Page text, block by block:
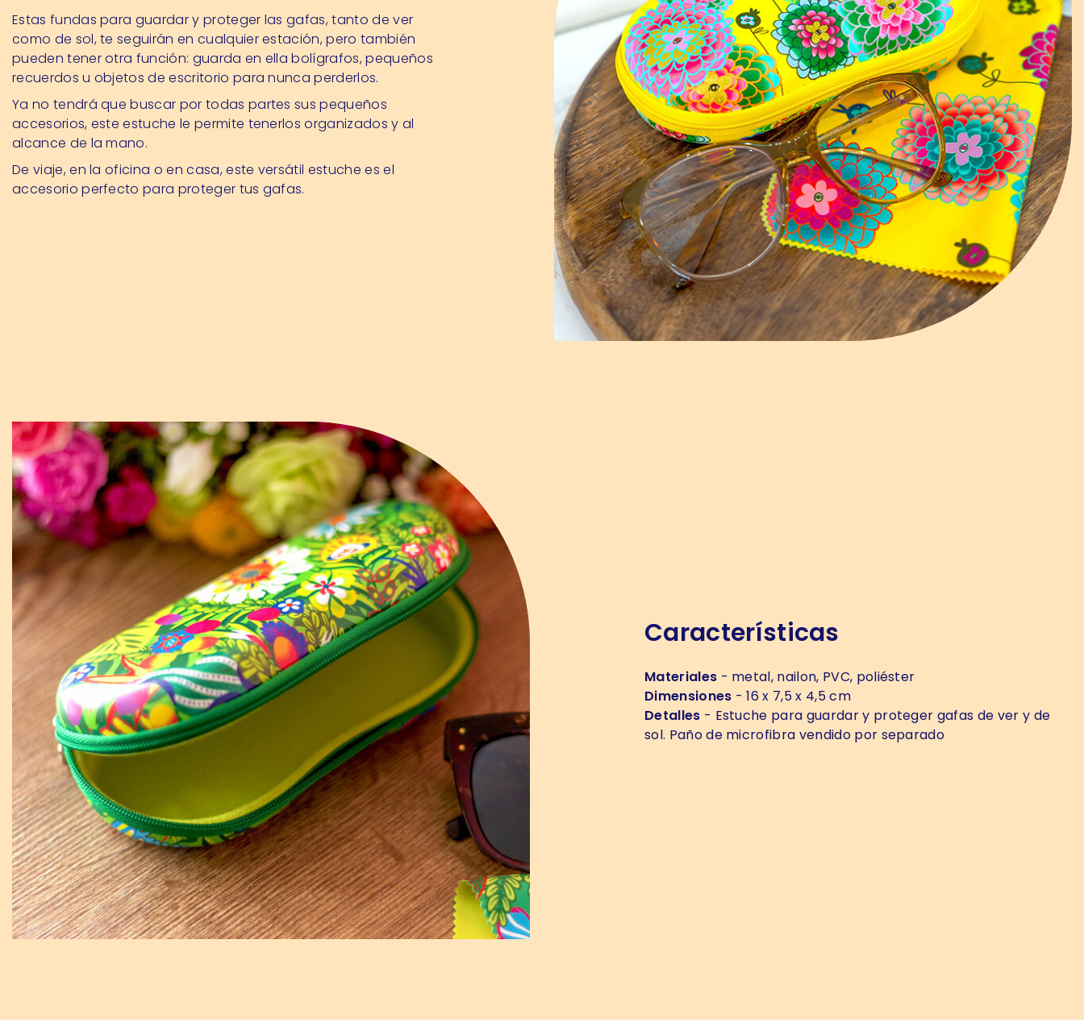
Estas fundas para guardar y proteger las gafas, tanto de ver
como de sol, te seguirán en cualquier estación, pero también
pueden tener otra función: guarda en ella bolígrafos, pequeños
recuerdos u objetos de escritorio para nunca perderlos.
Ya no tendrá que buscar por todas partes sus pequeños
accesorios, este estuche le permite tenerlos organizados y al
alcance de la mano.
De viaje, en la oficina o en casa, este versátil estuche es el
accesorio perfecto para proteger tus gafas.
Características
Materiales - metal, nailon, PVC, poliéster
Dimensiones - 16 x 7,5 x 4,5 cm
Detalles - Estuche para guardar y proteger gafas de ver y de
sol. Paño de microfibra vendido por separado